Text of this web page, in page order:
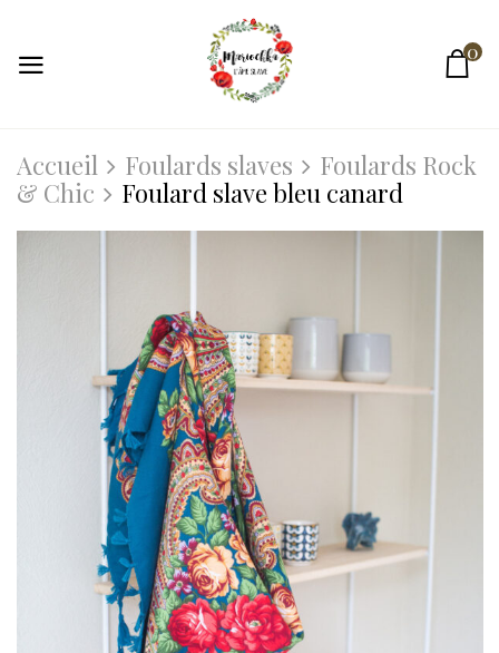
0
Accueil Foulards slaves
Foulards Rock
& Chic
Foulard slave bleu canard